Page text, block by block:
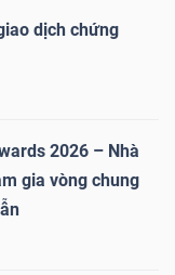
dịch chứng
2026 – Nhà
gia vòng chung